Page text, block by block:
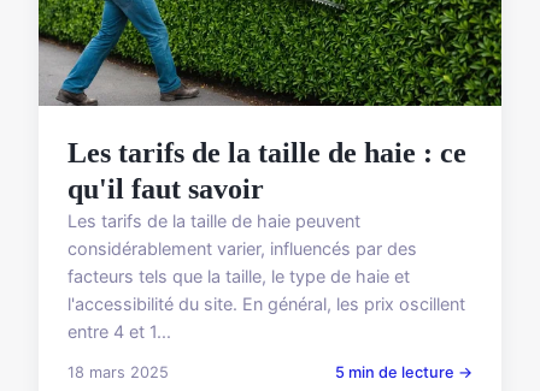
Les tarifs de la taille de haie : ce
qu'il faut savoir
Les tarifs de la taille de haie peuvent
considérablement varier, influencés par des
facteurs tels que la taille, le type de haie et
l'accessibilité du site. En général, les prix oscillent
entre 4 et 1...
18 mars 2025 5 min de lecture →